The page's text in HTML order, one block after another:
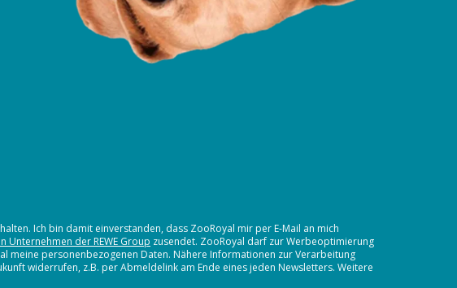
Ich bin damit einverstanden, dass ZooRoyal mir per E-Mail an mich
Unternehmen der REWE Group zusendet. ZooRoyal darf zur Werbeoptimierung
meine personenbezogenen Daten. Nähere Informationen zur Verarbeitung
widerrufen, z.B. per Abmeldelink am Ende eines jeden Newsletters. Weitere